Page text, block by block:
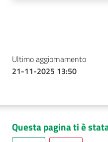
Ultimo aggiornamento
21-11-2025 13:50
Questa pagina ti è